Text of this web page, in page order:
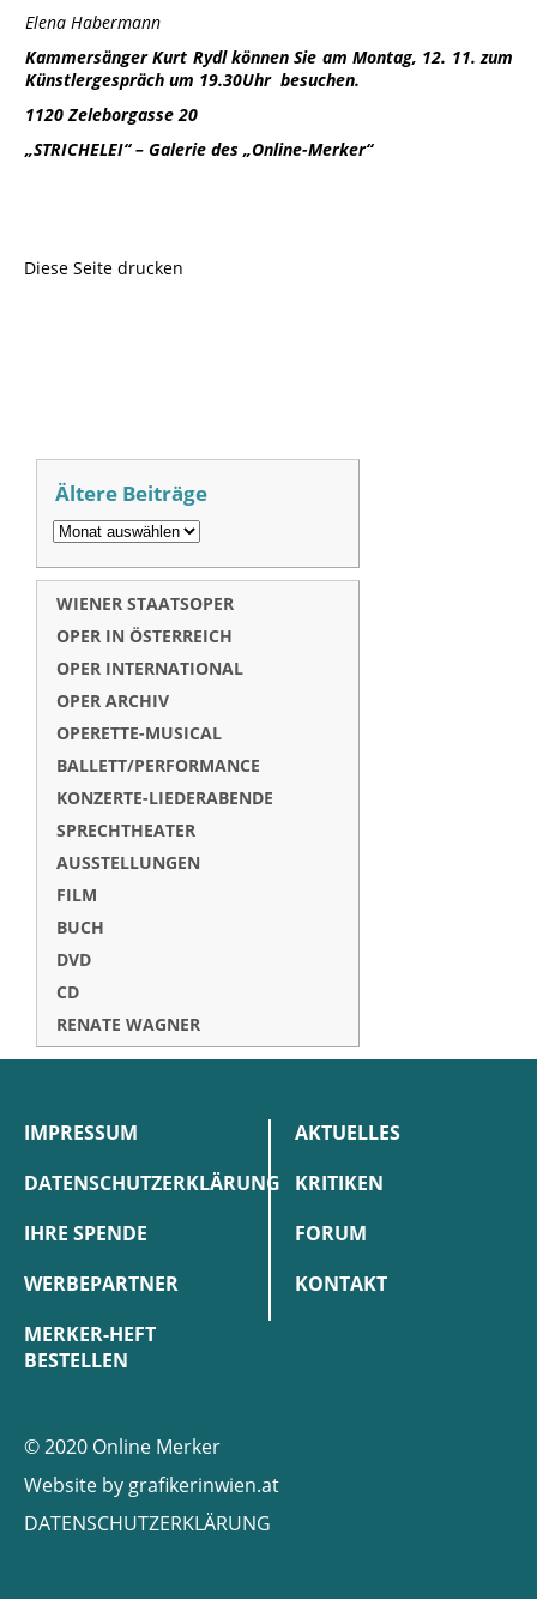
Elena Habermann
Kammersänger Kurt Rydl können Sie am Montag, 12. 11. zum
Künstlergespräch um 19.30Uhr besuchen.
1120 Zeleborgasse 20
„STRICHELEI“ – Galerie des „Online-Merker“
Diese Seite drucken
Ältere Beiträge
WIENER STAATSOPER
OPER IN ÖSTERREICH
OPER INTERNATIONAL
OPER ARCHIV
OPERETTE-MUSICAL
BALLETT/PERFORMANCE
KONZERTE-LIEDERABENDE
SPRECHTHEATER
AUSSTELLUNGEN
FILM
BUCH
DVD
CD
RENATE WAGNER
IMPRESSUM
DATENSCHUTZERKLÄRUNG
IHRE SPENDE
WERBEPARTNER
MERKER-HEFT
BESTELLEN
AKTUELLES
KRITIKEN
FORUM
KONTAKT
© 2020 Online Merker
Website by grafikerinwien.at
DATENSCHUTZERKLÄRUNG